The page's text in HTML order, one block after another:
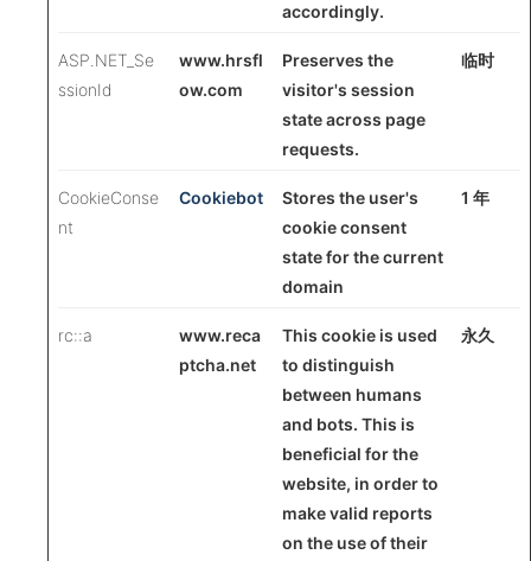
accordingly.
ASP.NET_Se
ssionId
www.hrsfl
ow.com
Preserves the
visitor's session
state across page
requests.
临时
CookieConse
nt
Cookiebot
Stores the user's
cookie consent
state for the current
domain
1 年
rc::a
www.reca
ptcha.net
This cookie is used
to distinguish
between humans
and bots. This is
beneficial for the
website, in order to
make valid reports
on the use of their
永久